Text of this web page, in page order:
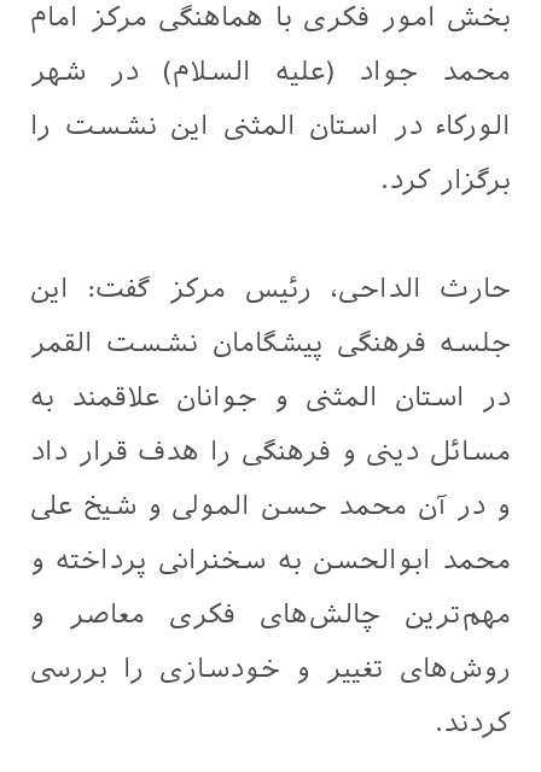
بخش امور فکری با هماهنگی مرکز امام
محمد جواد (علیه السلام) در شهر
الوركاء در استان المثنی این نشست را
برگزار کرد.
حارث الداحی، رئیس مرکز گفت: این
جلسه فرهنگی پیشگامان نشست القمر
در استان المثنی و جوانان علاقمند به
مسائل دینی و فرهنگی را هدف قرار داد
و در آن محمد حسن المولی و شیخ علی
محمد ابوالحسن به سخنرانی پرداخته و
مهم‌ترین چالش‌های فکری معاصر و
روش‌های تغییر و خودسازی را بررسی
کردند.